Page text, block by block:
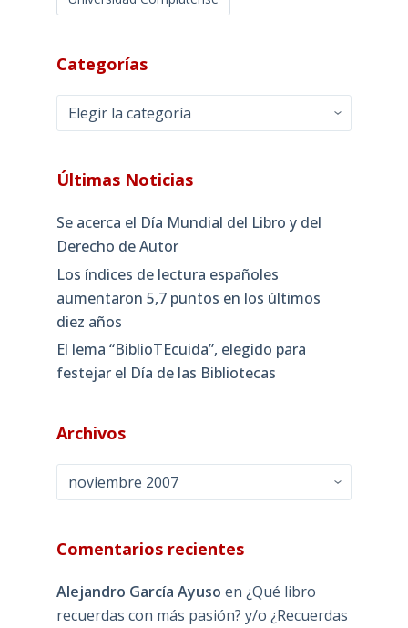
Categorías
Categorías
Últimas Noticias
Se acerca el Día Mundial del Libro y del
Derecho de Autor
Los índices de lectura españoles
aumentaron 5,7 puntos en los últimos
diez años
El lema “BiblioTEcuida”, elegido para
festejar el Día de las Bibliotecas
Archivos
Archivos
Comentarios recientes
Alejandro García Ayuso en ¿Qué libro
recuerdas con más pasión? y/o ¿Recuerdas